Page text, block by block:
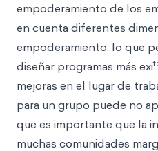
empoderamiento de los
en cuenta diferentes
empoderamiento, lo que
diseñar programas más exi
mejoras en el lugar de
para un grupo puede no
que es importante que la
muchas comunidades